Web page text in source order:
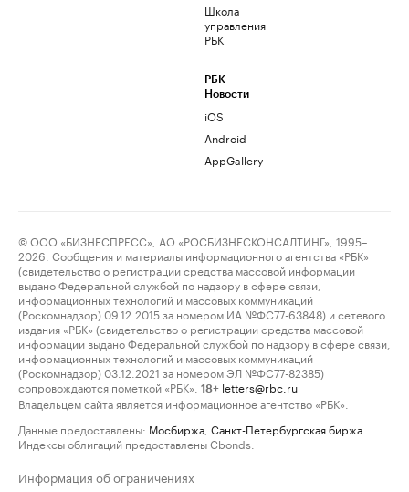
Школа
управления
РБК
РБК
Новости
iOS
Android
AppGallery
© ООО «БИЗНЕСПРЕСС», АО «РОСБИЗНЕСКОНСАЛТИНГ», 1995–
2026. Сообщения и материалы информационного агентства «РБК»
(свидетельство о регистрации средства массовой информации
выдано Федеральной службой по надзору в сфере связи,
информационных технологий и массовых коммуникаций
(Роскомнадзор) 09.12.2015 за номером ИА №ФС77-63848) и сетевого
издания «РБК» (свидетельство о регистрации средства массовой
информации выдано Федеральной службой по надзору в сфере связи,
информационных технологий и массовых коммуникаций
(Роскомнадзор) 03.12.2021 за номером ЭЛ №ФС77-82385)
сопровождаются пометкой «РБК».
18+ letters@rbc.ru
Владельцем сайта является информационное агентство «РБК».
Данные предоставлены: Мосбиржа Санкт-Петербургская биржа
Индексы облигаций предоставлены Cbonds.
Информация об ограничениях